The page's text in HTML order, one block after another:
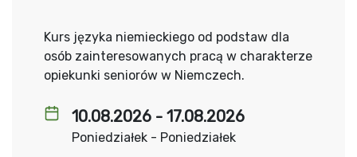
10.08.2026 - 17.08.2026
Poniedziałek - Poniedziałek
Kurs języka niemieckiego od podstaw dla
osób zainteresowanych pracą w charakterze
opiekunki seniorów w Niemczech.